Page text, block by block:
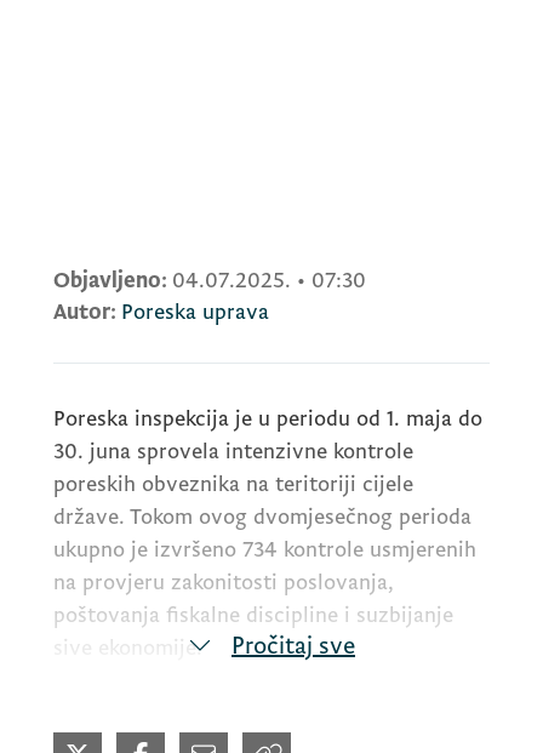
Objavljeno: 04.07.2025. • 07:30
Autor: Poreska uprava
Poreska inspekcija je u periodu od 1. maja do
30. juna sprovela intenzivne kontrole
poreskih obveznika na teritoriji cijele
države. Tokom ovog dvomjesečnog perioda
ukupno je izvršeno 734 kontrole usmjerenih
na provjeru zakonitosti poslovanja,
poštovanja fiskalne discipline i suzbijanje
sive ekonomije.
U okviru kontrola identifikovane su 123
Pročitaj sve